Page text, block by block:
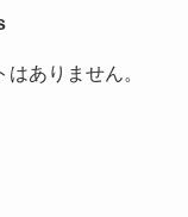
ありません。